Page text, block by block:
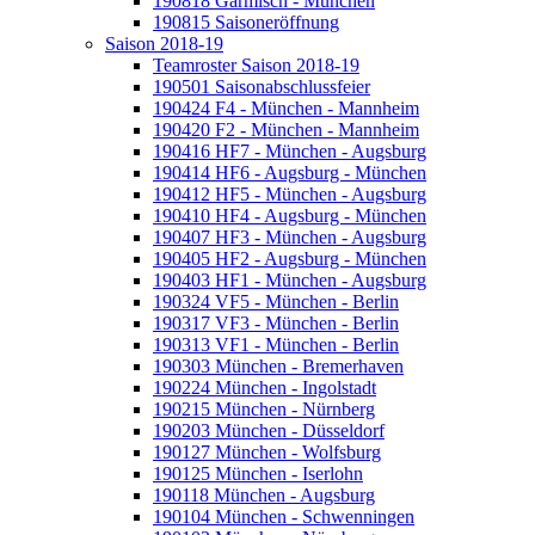
190815 Saisoneröffnung
Saison 2018-19
Teamroster Saison 2018-19
190501 Saisonabschlussfeier
190424 F4 - München - Mannheim
190420 F2 - München - Mannheim
190416 HF7 - München - Augsburg
190414 HF6 - Augsburg - München
190412 HF5 - München - Augsburg
190410 HF4 - Augsburg - München
190407 HF3 - München - Augsburg
190405 HF2 - Augsburg - München
190403 HF1 - München - Augsburg
190324 VF5 - München - Berlin
190317 VF3 - München - Berlin
190313 VF1 - München - Berlin
190303 München - Bremerhaven
190224 München - Ingolstadt
190215 München - Nürnberg
190203 München - Düsseldorf
190127 München - Wolfsburg
190125 München - Iserlohn
190118 München - Augsburg
190104 München - Schwenningen